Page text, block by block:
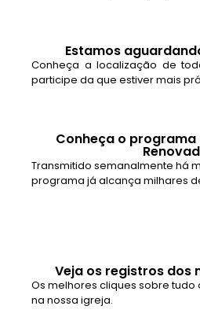
Estamos
Conheça a localização de
participe da que estiver mais
Conheça o programa
Transmitido semanalmente há
programa já alcança milhares
Veja os registros dos
Os melhores cliques sobre
na nossa igreja.